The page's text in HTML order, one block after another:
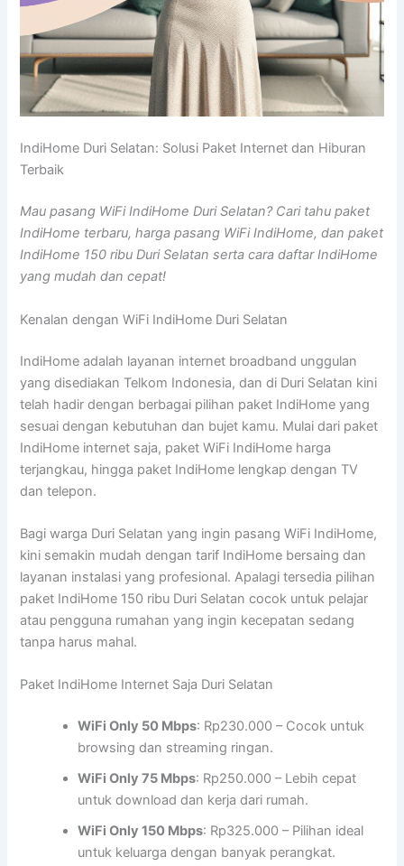
IndiHome Duri Selatan: Solusi Paket Internet dan Hiburan
Terbaik
Mau pasang WiFi IndiHome Duri Selatan? Cari tahu paket
IndiHome terbaru, harga pasang WiFi IndiHome, dan paket
IndiHome 150 ribu Duri Selatan serta cara daftar IndiHome
yang mudah dan cepat!
Kenalan dengan WiFi IndiHome Duri Selatan
IndiHome adalah layanan internet broadband unggulan
yang disediakan Telkom Indonesia, dan di Duri Selatan kini
telah hadir dengan berbagai pilihan paket IndiHome yang
sesuai dengan kebutuhan dan bujet kamu. Mulai dari paket
IndiHome internet saja, paket WiFi IndiHome harga
terjangkau, hingga paket IndiHome lengkap dengan TV
dan telepon.
Bagi warga Duri Selatan yang ingin pasang WiFi IndiHome,
kini semakin mudah dengan tarif IndiHome bersaing dan
layanan instalasi yang profesional. Apalagi tersedia pilihan
paket IndiHome 150 ribu Duri Selatan cocok untuk pelajar
atau pengguna rumahan yang ingin kecepatan sedang
tanpa harus mahal.
Paket IndiHome Internet Saja Duri Selatan
WiFi Only 50 Mbps: Rp230.000 – Cocok untuk
browsing dan streaming ringan.
WiFi Only 75 Mbps: Rp250.000 – Lebih cepat
untuk download dan kerja dari rumah.
WiFi Only 150 Mbps: Rp325.000 – Pilihan ideal
untuk keluarga dengan banyak perangkat.